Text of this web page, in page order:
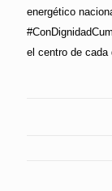
energético
el centro de cada